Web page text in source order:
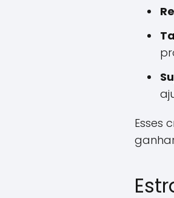
Esses